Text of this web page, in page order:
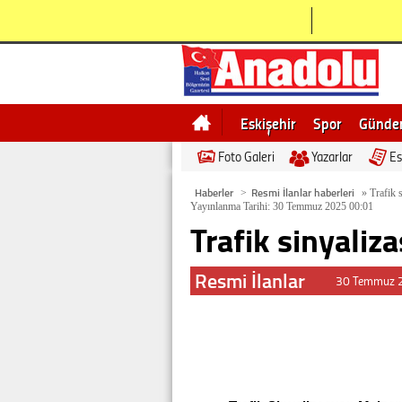
Eskişehir Spor
Bilecik
Ne demek
Foto Galeri Yazarlar
Haberler > Resmi İlanlar haberleri » Trafik
Yayınlanma Tarihi: 30 Temmuz 2025 00:01
Trafik
Resmi İlanlar 30 Temmuz